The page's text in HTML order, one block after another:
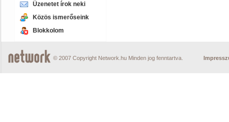
Üzenetet írok neki
Közös ismerőseink
Blokkolom
© 2007 Copyright Network.hu Minden jog fenntartva.